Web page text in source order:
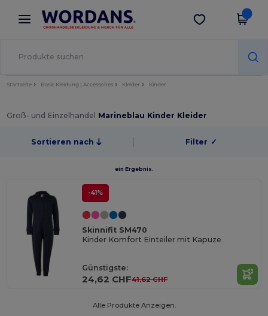
× Wordans App
Bessere Preise in der App!
App holen
Startseite Basic Kleidung | Accessoires Kleider Kinder
Groß- und Einzelhandel Marineblau Kinder Kleider
Sortieren nach Filter ✓
ein Ergebnis.
-41%
Skinnifit SM470
Kinder Komfort Einteiler mit Kapuze
Günstigste:
24,62 CHF41,62 CHF
Alle Produkte Anzeigen.